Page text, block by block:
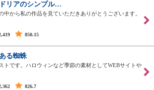
リアのシンプル…
中から私の作品を見ていただきありがとうございます。
850.15
る蜘蛛
トです。ハロウィンなど季節の素材としてWEBサイトや
826.7